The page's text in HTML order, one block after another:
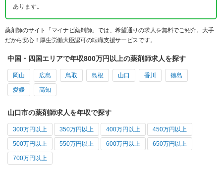
あります。
薬剤師のサイト「マイナビ薬剤師」では、希望通りの求人を無料でご紹介。大手
だから安心！厚生労働大臣認可の転職支援サービスです。
中国・四国エリアで年収800万円以上の薬剤師求人を探す
岡山 広島 鳥取 島根 山口 香川 徳島
愛媛 高知
山口市の薬剤師求人を年収で探す
300万円以上 350万円以上 400万円以上 450万円以上
500万円以上 550万円以上 600万円以上 650万円以上
700万円以上